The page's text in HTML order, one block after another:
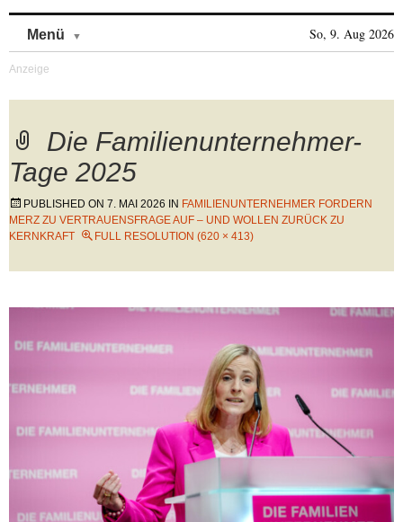
Menü So, 9. Aug 2026
Die Familienunternehmer-
Tage 2025
PUBLISHED ON 7. MAI 2026 IN FAMILIENUNTERNEHMER FORDERN
MERZ ZU VERTRAUENSFRAGE AUF – UND WOLLEN ZURÜCK ZU
KERNKRAFT
FULL RESOLUTION (620 × 413)